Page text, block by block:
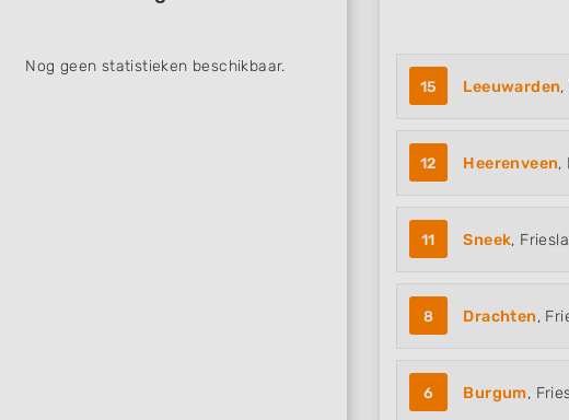
Nog geen statistieken beschikbaar.
15 Leeuwarden,
12 Heerenveen,
11 Sneek,
8 Drachten,
6 Burgum,